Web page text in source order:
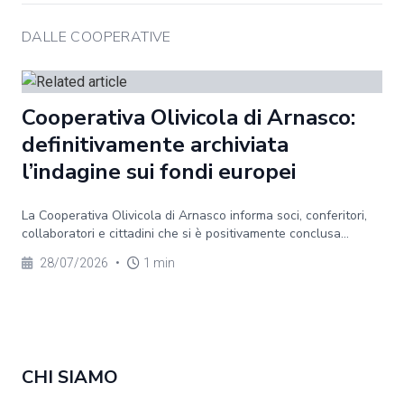
DALLE COOPERATIVE
Cooperativa Olivicola di Arnasco:
definitivamente archiviata
l’indagine sui fondi europei
La Cooperativa Olivicola di Arnasco informa soci, conferitori,
collaboratori e cittadini che si è positivamente conclusa...
28/07/2026 • 1 min
CHI SIAMO